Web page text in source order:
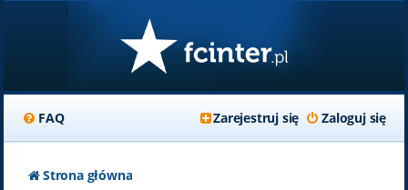
FAQ Zaloguj się
Zarejestruj się
Strona główna